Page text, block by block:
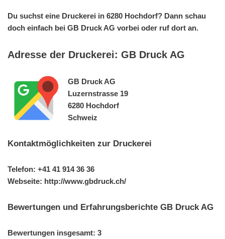
Du suchst eine Druckerei in 6280 Hochdorf? Dann schau
doch einfach bei GB Druck AG vorbei oder ruf dort an.
Adresse der Druckerei: GB Druck AG
GB Druck AG
Luzernstrasse 19
6280 Hochdorf
Schweiz
Kontaktmöglichkeiten zur Druckerei
Telefon: +41 41 914 36 36
Webseite: http://www.gbdruck.ch/
Bewertungen und Erfahrungsberichte GB Druck AG
Bewertungen insgesamt: 3